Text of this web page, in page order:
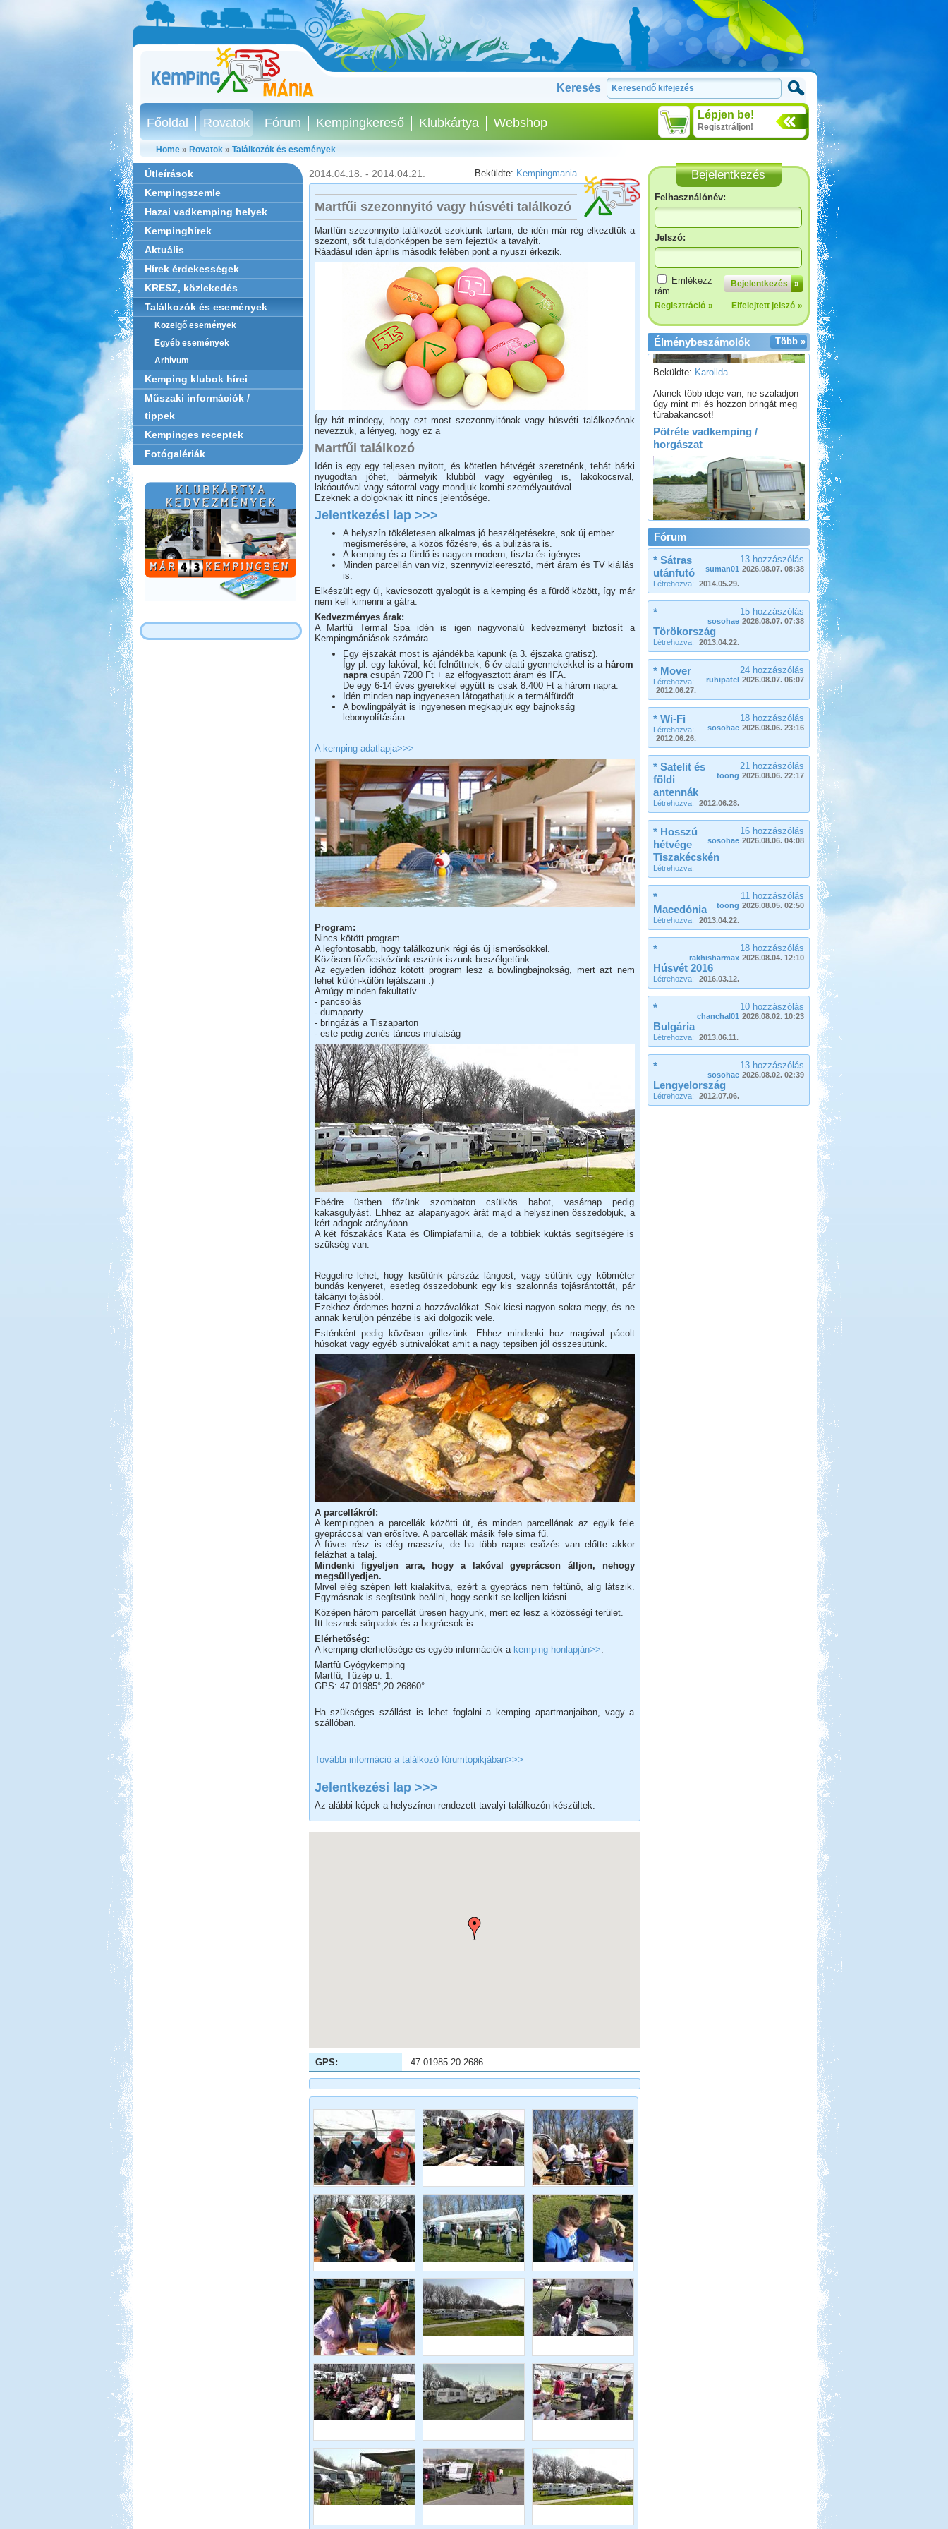
Keresés
Lépjen be!
Regisztráljon!
Főoldal Rovatok Fórum Kempingkereső Klubkártya Webshop
Home» Rovatok» Találkozók és események
Útleírások
Kempingszemle
Hazai vadkemping helyek
Kempinghírek
Aktuális
Hírek érdekességek
KRESZ, közlekedés
Találkozók és események
Közelgő események
Egyéb események
Arhívum
Kemping klubok hírei
Műszaki információk /
tippek
Kempinges receptek
Fotógalériák
Beküldte: Kempingmania
2014.04.18. - 2014.04.21.
Martfűi szezonnyitó vagy húsvéti találkozó
Martfűn szezonnyitó találkozót szoktunk tartani, de idén már rég elkezdtük a
szezont, sőt tulajdonképpen be sem fejeztük a tavalyit.
Ráadásul idén április második felében pont a nyuszi érkezik.
Így hát mindegy, hogy ezt most szezonnyitónak vagy húsvéti találkozónak
nevezzük, a lényeg, hogy ez a
Martfűi találkozó
Idén is egy egy teljesen nyitott, és kötetlen hétvégét szeretnénk, tehát bárki
nyugodtan jöhet, bármelyik klubból vagy egyénileg is, lakókocsival,
lakóautóval vagy sátorral vagy mondjuk kombi személyautóval.
Ezeknek a dolgoknak itt nincs jelentősége.
Jelentkezési lap >>>
A helyszín tökéletesen alkalmas jó beszélgetésekre, sok új ember
megismerésére, a közös főzésre, és a bulizásra is.
A kemping és a fürdő is nagyon modern, tiszta és igényes.
Minden parcellán van víz, szennyvízleeresztő, mért áram és TV kiállás
is.
Elkészült egy új, kavicsozott gyalogút is a kemping és a fürdő között, így már
nem kell kimenni a gátra.
Kedvezményes árak:
A Martfű Termal Spa idén is igen nagyvonalú kedvezményt biztosít a
Kempingmániások számára.
Egy éjszakát most is ajándékba kapunk (a 3. éjszaka gratisz).
Így pl. egy lakóval, két felnőttnek, 6 év alatti gyermekekkel is a három
napracsupán 7200 Ft + az elfogyasztott áram és IFA.
De egy 6-14 éves gyerekkel együtt is csak 8.400 Ft a három napra.
Idén minden nap ingyenesen látogathatjuk a termálfürdőt.
A bowlingpályát is ingyenesen megkapjuk egy bajnokság
lebonyolítására.
A kemping adatlapja>>>
Program:
Nincs kötött program.
A legfontosabb, hogy találkozunk régi és új ismerősökkel.
Közösen főzőcskézünk eszünk-iszunk-beszélgetünk.
Az egyetlen időhöz kötött program lesz a bowlingbajnokság, mert azt nem
lehet külön-külön lejátszani :)
Amúgy minden fakultatív
- pancsolás
- dumaparty
- bringázás a Tiszaparton
- este pedig zenés táncos mulatság
Ebédre üstben főzünk szombaton csülkös babot, vasárnap pedig
kakasgulyást. Ehhez az alapanyagok árát majd a helyszínen összedobjuk, a
kért adagok arányában.
A két főszakács Kata és Olimpiafamilia, de a többiek kuktás segítségére is
szükség van.
Reggelire lehet, hogy kisütünk párszáz lángost, vagy sütünk egy köbméter
bundás kenyeret, esetleg összedobunk egy kis szalonnás tojásrántottát, pár
tálcányi tojásból.
Ezekhez érdemes hozni a hozzávalókat. Sok kicsi nagyon sokra megy, és ne
annak kerüljön pénzébe is aki dolgozik vele.
Esténként pedig közösen grillezünk. Ehhez mindenki hoz magával pácolt
húsokat vagy egyéb sütnivalókat amit a nagy tepsiben jól összesütünk.
A parcellákról:
A kempingben a parcellák közötti út, és minden parcellának az egyik fele
gyepráccsal van erősítve. A parcellák másik fele sima fű.
A füves rész is elég masszív, de ha több napos esőzés van előtte akkor
felázhat a talaj.
Mindenki figyeljen arra, hogy a lakóval gyeprácson álljon, nehogy
megsüllyedjen.
Mivel elég szépen lett kialakítva, ezért a gyeprács nem feltűnő, alig látszik.
Egymásnak is segítsünk beállni, hogy senkit se kelljen kiásni
Középen három parcellát üresen hagyunk, mert ez lesz a közösségi terület.
Itt lesznek sörpadok és a bográcsok is.
Elérhetőség:
A kemping elérhetősége és egyéb információk a kemping honlapján>>
Martfû Gyógykemping
Martfû, Tûzép u. 1.
GPS: 47.01985°,20.26860°
Ha szükséges szállást is lehet foglalni a kemping apartmanjaiban, vagy a
szállóban.
További információ a találkozó fórumtopikjában>>>
Jelentkezési lap >>>
Az alábbi képek a helyszínen rendezett tavalyi találkozón készültek.
GPS: 47.01985 20.2686
Bejelentkezés
Felhasználónév:
Jelszó:
Bejelentkezés »
Emlékezz
rám
Regisztráció » Elfelejtett jelszó »
Több »
Élménybeszámolók
Beküldte:Karollda
Akinek több ideje van, ne szaladjon
túrabakancsot!
Pötréte vadkemping /
horgászat
Beküldte:Pegi
Túl vagyunk életünk első
vadkempinges kalandján.
Kenya 2013
Beküldte:Lekvar
nem lakóautós, de érdekes...
Szigetköz Halrekesztő zárás
Beküldte:
kajakos
hagyománnyá vált...
Evia-Athen 2014
Beküldte:
Evia-ra két hídon lehet áthajtani...
2017. 07-08. Görögország
Kudela
Nagyon régi álmom...
Lefkada Görög körúttal 2012
Fórum
13 hozzászólás
suman01 2026.08.07. 08:38
* Sátras
utánfutó
Létrehozva: 2014.05.29.
15 hozzászólás
sosohae 2026.08.07. 07:38
*
Törökország
Létrehozva: 2013.04.22.
24 hozzászólás
ruhipatel 2026.08.07. 06:07
* Mover
Létrehozva:
2012.06.27.
18 hozzászólás
sosohae 2026.08.06. 23:16
* Wi-Fi
Létrehozva:
2012.06.26.
21 hozzászólás
toong 2026.08.06. 22:17
* Satelit és
földi
antennák
Létrehozva: 2012.06.28.
16 hozzászólás
sosohae 2026.08.06. 04:08
* Hosszú
hétvége
Tiszakécskén
Létrehozva:
11 hozzászólás
toong 2026.08.05. 02:50
*
Macedónia
Létrehozva: 2013.04.22.
18 hozzászólás
rakhisharmax 2026.08.04. 12:10
*
Húsvét 2016
Létrehozva: 2016.03.12.
10 hozzászólás
chanchal01 2026.08.02. 10:23
*
Bulgária
Létrehozva: 2013.06.11.
13 hozzászólás
sosohae 2026.08.02. 02:39
*
Lengyelország
Létrehozva: 2012.07.06.